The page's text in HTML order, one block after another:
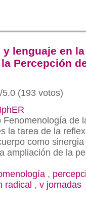
y lenguaje en la
Percepción
/5.0 (193 votos)
Fenomenología de
la tarea de la
como
ampliación de la
,
radical , v jornadas